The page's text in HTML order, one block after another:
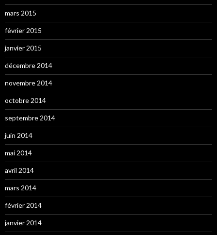
mars 2015
février 2015
janvier 2015
décembre 2014
novembre 2014
octobre 2014
septembre 2014
juin 2014
mai 2014
avril 2014
mars 2014
février 2014
janvier 2014